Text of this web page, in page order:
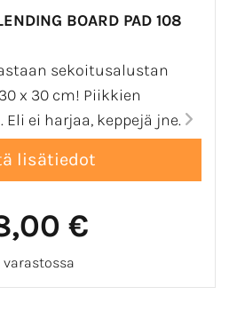
BOARD PAD 108
sekoitusalustan
x 30 cm! Piikkien
Eli ei harjaa, keppejä jne.
€
varastossa